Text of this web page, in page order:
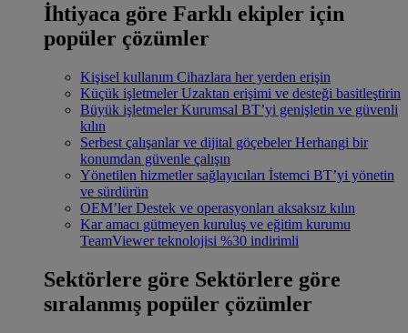
İhtiyaca göre Farklı ekipler için
popüler çözümler
Kişisel kullanım Cihazlara her yerden erişin
Küçük işletmeler Uzaktan erişimi ve desteği basitleştirin
Büyük işletmeler Kurumsal BT’yi genişletin ve güvenli
kılın
Serbest çalışanlar ve dijital göçebeler Herhangi bir
konumdan güvenle çalışın
Yönetilen hizmetler sağlayıcıları İstemci BT’yi yönetin
ve sürdürün
OEM’ler Destek ve operasyonları aksaksız kılın
Kar amacı gütmeyen kuruluş ve eğitim kurumu
TeamViewer teknolojisi %30 indirimli
Sektörlere göre Sektörlere göre
sıralanmış popüler çözümler